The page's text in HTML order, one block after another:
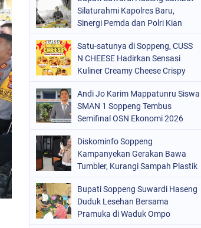
PERISTIWA
POLITIK (157)
POLRI
SULSEL
Silaturahmi Kapolres Baru,
Sinergi Pemda dan Polri Kian
Satu-satunya di Soppeng, CUSS
N CHEESE Hadirkan Sensasi
Kuliner Creamy Cheese Crispy
Andi Jo Karim Mappatunru Siswa
SMAN 1 Soppeng Tembus
Semifinal OSN Ekonomi 2026
Diskominfo Soppeng
Kampanyekan Gerakan Bawa
Tumbler, Kurangi Sampah Plastik
Bupati Soppeng Suwardi Haseng
Duduk Lesehan Bersama
Pramuka di Waduk Ompo